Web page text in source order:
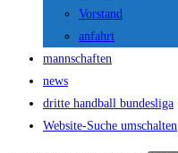
Vorstand
anfahrt
mannschaften
news
dritte handball bundesliga
Website-Suche umschalten